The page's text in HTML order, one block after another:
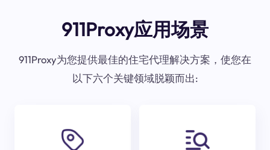
911Proxy应用场景
911Proxy为您提供最佳的住宅代理解决方案，使您在
以下六个关键领域脱颖而出: